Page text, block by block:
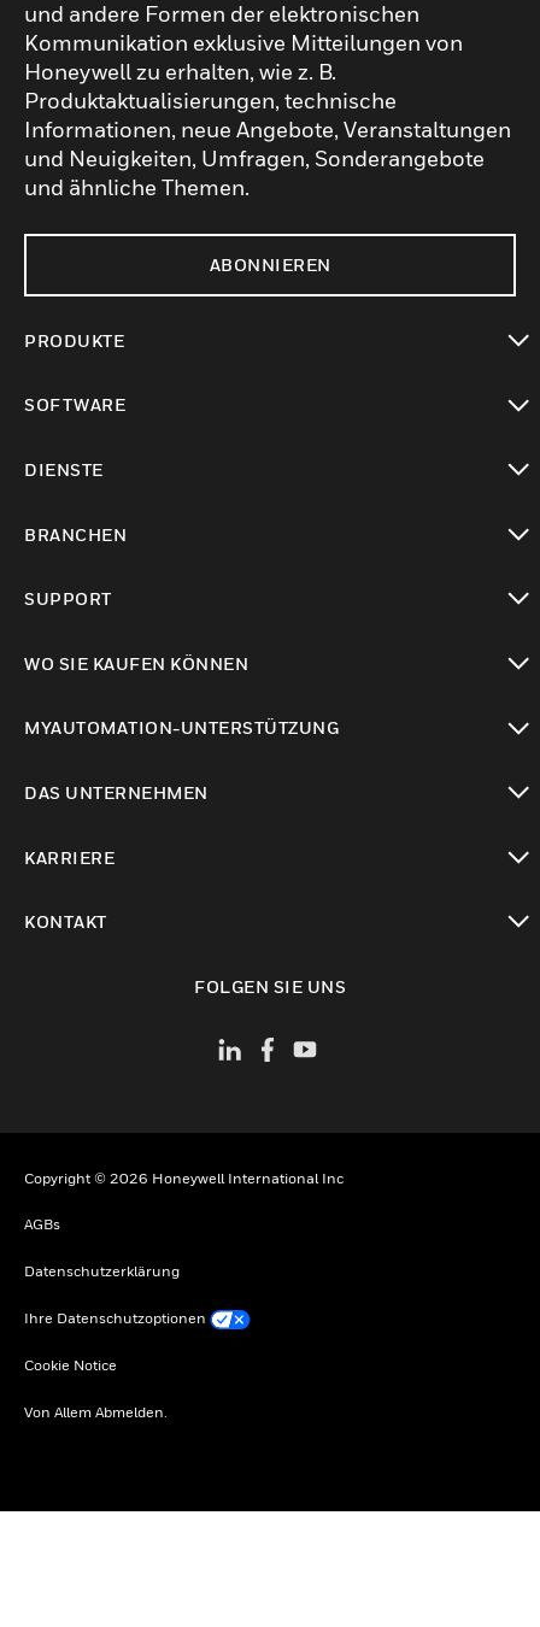
und andere Formen der elektronischen
Kommunikation exklusive Mitteilungen von
Honeywell zu erhalten, wie z. B.
Produktaktualisierungen, technische
Informationen, neue Angebote, Veranstaltungen
und Neuigkeiten, Umfragen, Sonderangebote
und ähnliche Themen.
ABONNIEREN
PRODUKTE
SOFTWARE
DIENSTE
BRANCHEN
SUPPORT
WO SIE KAUFEN KÖNNEN
MYAUTOMATION-UNTERSTÜTZUNG
DAS UNTERNEHMEN
KARRIERE
KONTAKT
FOLGEN SIE UNS
Copyright © 2026 Honeywell International Inc
AGBs
Datenschutzerklärung
Ihre Datenschutzoptionen
Cookie Notice
Von Allem Abmelden.